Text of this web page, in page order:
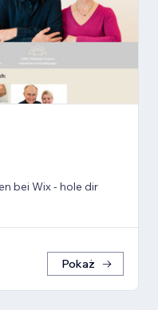
bei Wix - hole dir
Pokaż